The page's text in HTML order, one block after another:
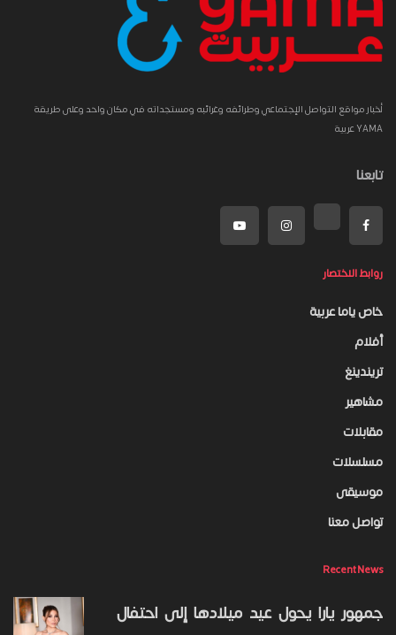
أخبار مواقع التواصل الإجتماعي وطرائفه وغرائبه ومستجداته في مكان واحد وعلى طريقة
YAMA عربية
تابعنا
روابط الاختصار
خاص ياما عربية
أفلام
تريندينغ
مشاهير
مقابلات
مسلسلات
موسيقى
تواصل معنا
Recent News
جمهور يارا يحول عيد ميلادها إلى احتفال